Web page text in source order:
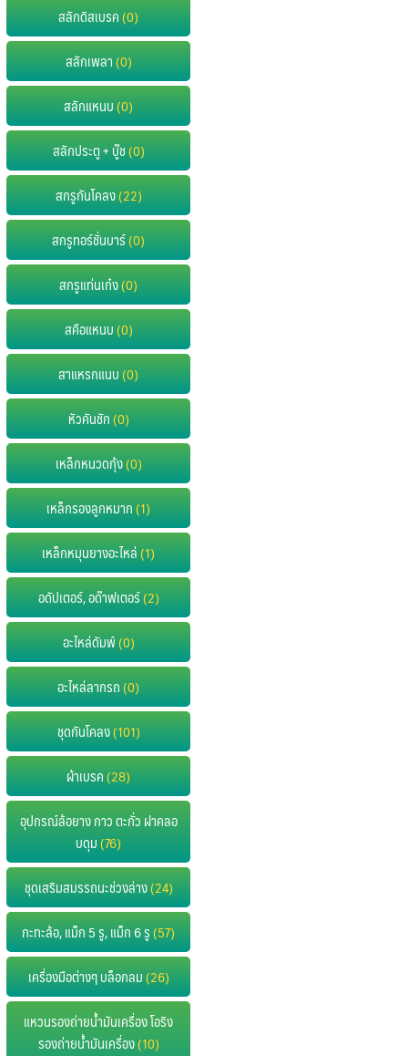
สลักดิสเบรค(0)
สลักเพลา(0)
สลักแหนบ(0)
สลักประตู + บู๊ช(0)
สกรูกันโคลง(22)
สกรูทอร์ชั่นบาร์(0)
สกรูแท่นเก๋ง(0)
สคือแหนบ(0)
สาแหรกแนบ(0)
หัวคันชัก(0)
เหล็กหนวดกุ้ง(0)
เหล็กรองลูกหมาก(1)
เหล็กหมุนยางอะไหล่(1)
อดัปเตอร์, อด๊าฟเตอร์(2)
อะไหล่ดัมพ์(0)
อะไหล่ลากรถ(0)
ชุดกันโคลง(101)
ผ้าเบรค(28)
อุปกรณ์ล้อยาง กาว ตะกั่ว ฝาคลอ
บดุม(76)
ชุดเสริมสมรรถนะช่วงล่าง(24)
กะทะล้อ, แม็ก 5 รู, แม็ก 6 รู(57)
เครื่องมือต่างๆ บล็อกลม(26)
แหวนรองถ่ายน้ำมันเครื่อง โอริง
รองถ่ายน้ำมันเครื่อง(10)